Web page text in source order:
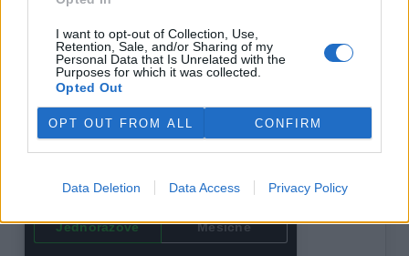
I want to opt-out of Collection, Use,
Retention, Sale, and/or Sharing of my
Personal Data that Is Unrelated with the
Purposes for which it was collected.
Opted Out
OPT OUT FROM ALL CONFIRM
Data Deletion Data Access Privacy Policy